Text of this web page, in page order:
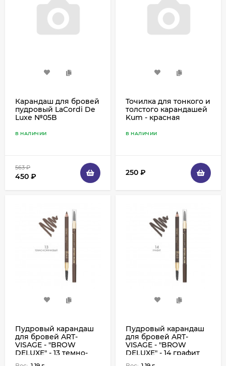
Карандаш для бровей
пудровый LaCordi De
Luxe №05B
В НАЛИЧИИ
563₽
450 ₽
Точилка для тонкого и
толстого карандашей
Kum - красная
В НАЛИЧИИ
250 ₽
Пудровый карандаш
для бровей ART-
VISAGE - "BROW
DELUXE" - 13 темно-
Пудровый карандаш
для бровей ART-
VISAGE - "BROW
DELUXE" - 14 графит